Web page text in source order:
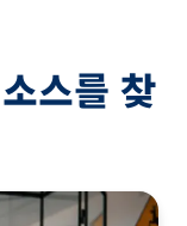
스를 찾